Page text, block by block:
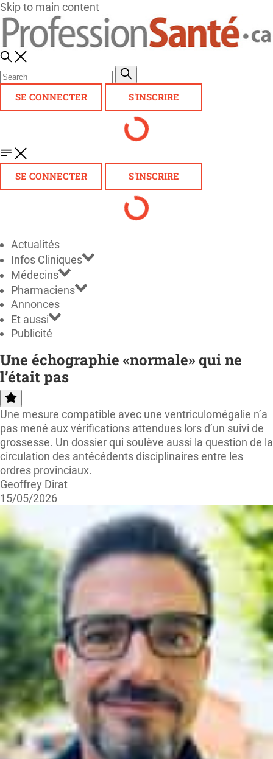
Skip to main content
SE CONNECTER S'INSCRIRE
SE CONNECTER S'INSCRIRE
Actualités
Infos Cliniques
Médecins
Pharmaciens
Annonces
Et aussi
Publicité
Une échographie «normale» qui ne
l’était pas
Une mesure compatible avec une ventriculomégalie n’a
pas mené aux vérifications attendues lors d’un suivi de
grossesse. Un dossier qui soulève aussi la question de la
circulation des antécédents disciplinaires entre les
ordres provinciaux.
Geoffrey Dirat
15/05/2026